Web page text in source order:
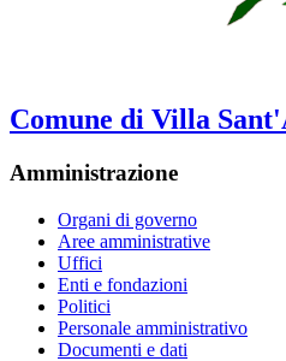
Comune di Villa
Amministrazione
Organi di governo
Aree amministrative
Uffici
Enti e fondazioni
Politici
Personale amministrativo
Documenti e dati